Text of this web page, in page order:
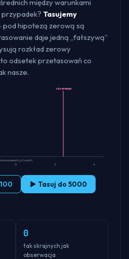
między warunkami
przypadek? Tasujemy
pod hipotezą zerową są
daje jedną „fałszywą”
rozkład zerowy
odsetek przetasowań co
nasze.
obserwacja
0 2 4
średnich (μV) pod H₀
▶ Tasuj do 5000
0
tak skrajnych jak
obserwacja